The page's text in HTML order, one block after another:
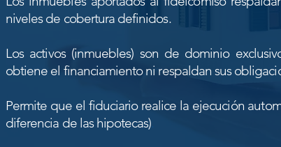
niveles de cobertura definidos.
Los activos (inmuebles) son de dominio
obtiene el financiamiento ni respaldan sus
Permite que el fiduciario realice la ejecución
diferencia de las hipotecas).